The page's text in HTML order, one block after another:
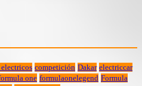
electricos competición Dakar electriccar
one formulaonelegend Formula